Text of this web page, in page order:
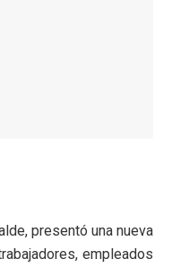
presentó una nueva
empleados